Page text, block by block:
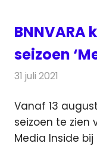
seizoen
31 juli 2021
Vanaf 13
seizoen te
Media Inside bij